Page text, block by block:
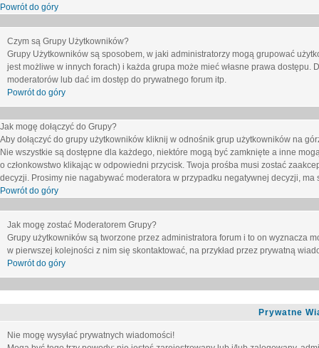
Powrót do góry
Czym są Grupy Użytkowników?
Grupy Użytkowników są sposobem, w jaki administratorzy mogą grupować
jest możliwe w innych forach) i każda grupa może mieć własne prawa
moderatorów lub dać im dostęp do prywatnego forum itp.
Powrót do góry
Jak mogę dołączyć do Grupy?
Aby dołączyć do grupy użytkowników kliknij w odnośnik grup użytkowników na
Nie wszystkie są dostępne dla każdego, niektóre mogą być zamknięte a inne
o członkowstwo klikając w odpowiedni przycisk. Twoja prośba musi zostać
decyzji. Prosimy nie nagabywać moderatora w przypadku negatywnej decyzji, ma
Powrót do góry
Jak mogę zostać Moderatorem Grupy?
Grupy użytkowników są tworzone przez administratora forum i to on wyznacza
w pierwszej kolejności z nim się skontaktować, na przykład przez prywatną
Powrót do góry
Prywatne
Nie mogę wysyłać prywatnych wiadomości!